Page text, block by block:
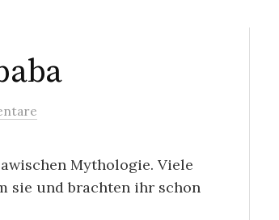
Mythologie. Viele
sie und brachten ihr schon